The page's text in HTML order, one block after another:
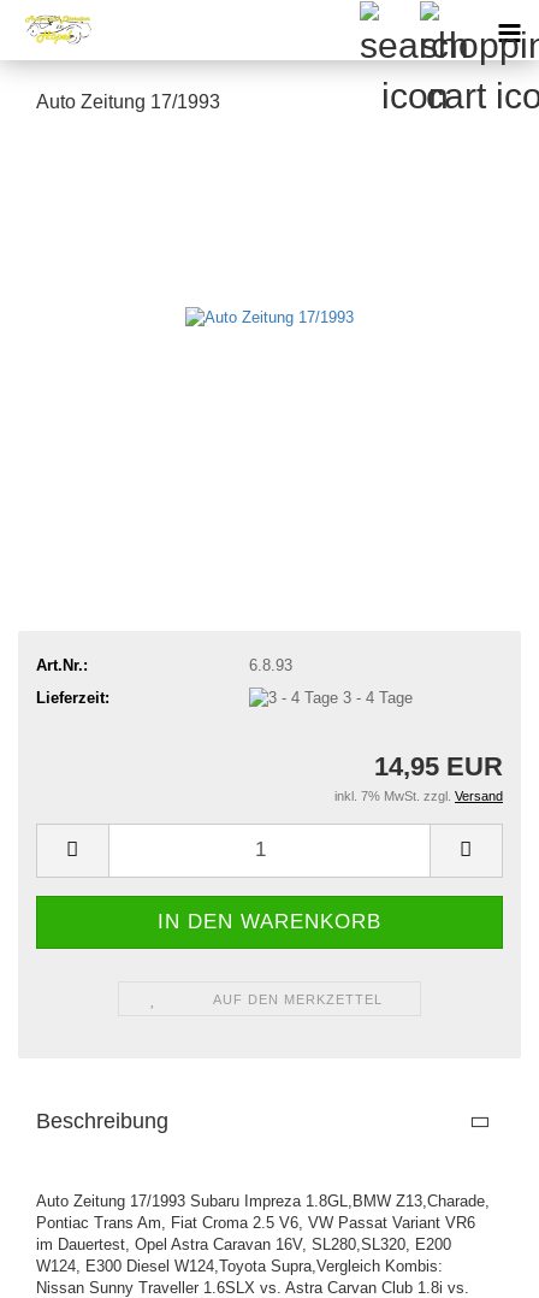
Auto Zeitung 17/1993
Art.Nr.:
6.8.93
Lieferzeit:
3 - 4 Tage
14,95 EUR
inkl. 7% MwSt. zzgl. Versand
AUF DEN MERKZETTEL
Beschreibung
Auto Zeitung 17/1993 Subaru Impreza 1.8GL,BMW Z13,Charade,
Pontiac Trans Am, Fiat Croma 2.5 V6, VW Passat Variant VR6
im Dauertest, Opel Astra Caravan 16V, SL280,SL320, E200
W124, E300 Diesel W124,Toyota Supra,Vergleich Kombis:
Nissan Sunny Traveller 1.6SLX vs. Astra Carvan Club 1.8i vs.